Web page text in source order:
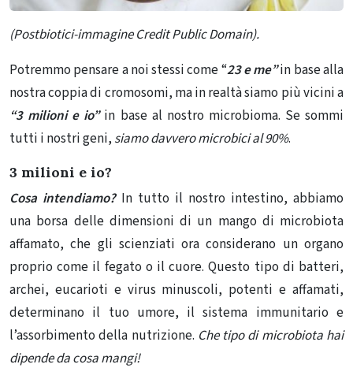
(Postbiotici-immagine Credit Public Domain).
Potremmo pensare a noi stessi come “23 e me”in base alla
nostra coppia di cromosomi, ma in realtà siamo più vicini a
“3 milioni e io”in base al nostro microbioma. Se sommi
tutti i nostri geni, siamo davvero microbici al 90%.
3 milioni e io?
Cosa intendiamo? In tutto il nostro intestino, abbiamo
una borsa delle dimensioni di un mango di microbiota
affamato, che gli scienziati ora considerano un organo
proprio come il fegato o il cuore. Questo tipo di batteri,
archei, eucarioti e virus minuscoli, potenti e affamati,
determinano il tuo umore, il sistema immunitario e
l’assorbimento della nutrizione. Che tipo di microbiota hai
dipende da cosa mangi!